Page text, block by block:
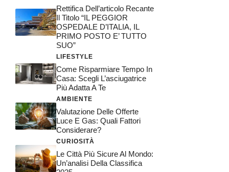
Rettifica Dell’articolo Recante
Il Titolo “IL PEGGIOR
OSPEDALE D’ITALIA, IL
PRIMO POSTO E’ TUTTO
SUO”
LIFESTYLE
Come Risparmiare Tempo In
Casa: Scegli L’asciugatrice
Più Adatta A Te
AMBIENTE
Valutazione Delle Offerte
Luce E Gas: Quali Fattori
Considerare?
CURIOSITÀ
Le Città Più Sicure Al Mondo:
Un’analisi Della Classifica